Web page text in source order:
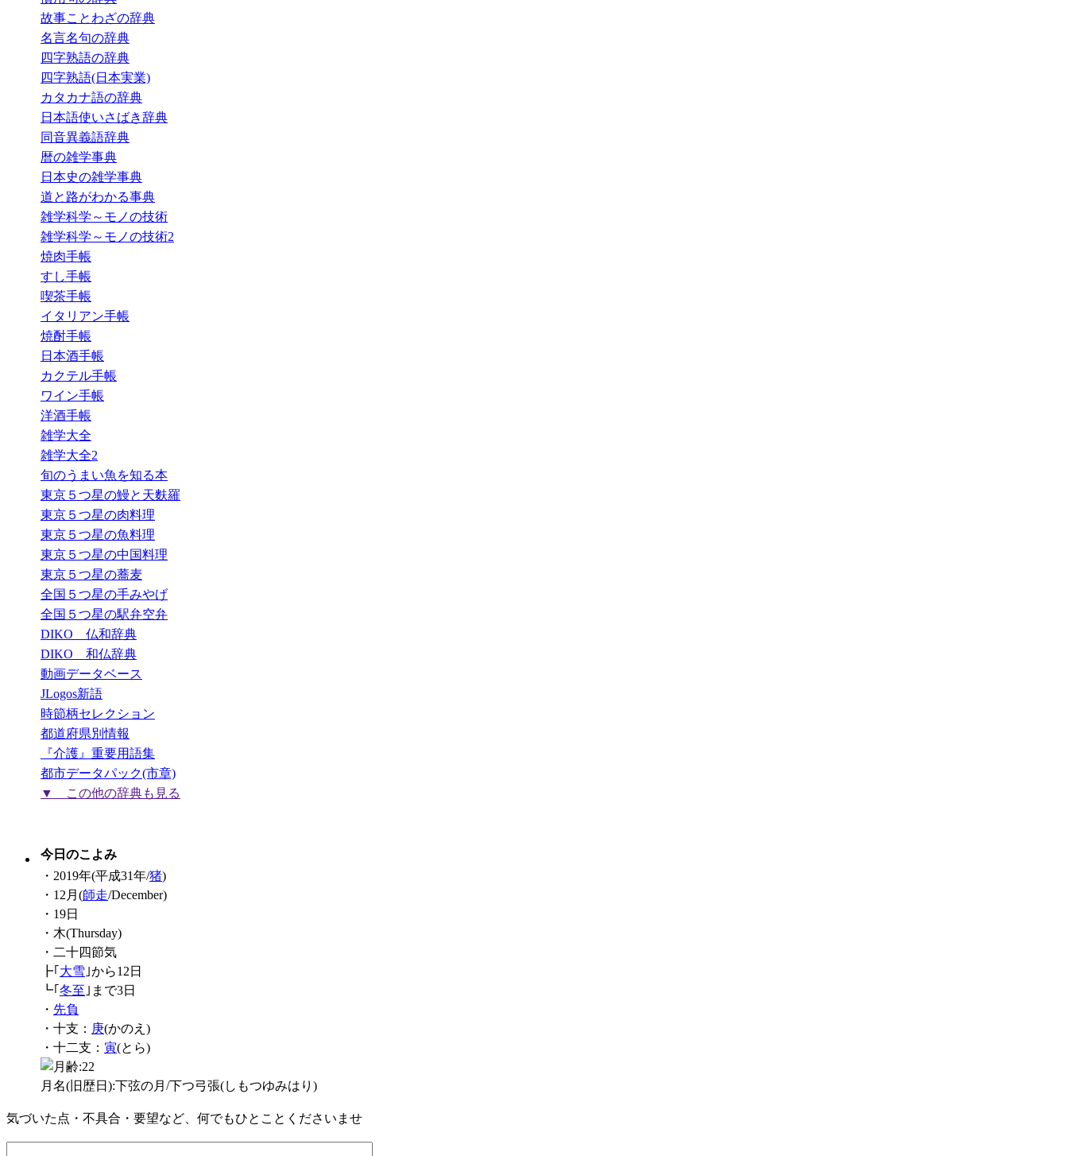
故事ことわざの辞典
名言名句の辞典
四字熟語の辞典
四字熟語(日本実業)
カタカナ語の辞典
日本語使いさばき辞典
同音異義語辞典
暦の雑学事典
日本史の雑学事典
道と路がわかる事典
雑学科学～モノの技術
雑学科学～モノの技術2
焼肉手帳
すし手帳
喫茶手帳
イタリアン手帳
焼酎手帳
日本酒手帳
カクテル手帳
ワイン手帳
洋酒手帳
雑学大全
雑学大全2
旬のうまい魚を知る本
東京５つ星の鰻と天麩羅
東京５つ星の肉料理
東京５つ星の魚料理
東京５つ星の中国料理
東京５つ星の蕎麦
全国５つ星の手みやげ
全国５つ星の駅弁空弁
DIKO 仏和辞典
DIKO 和仏辞典
動画データベース
JLogos新語
時節柄セレクション
都道府県別情報
『介護』重要用語集
都市データパック(市章)
▼ この他の辞典も見る
今日のこよみ
・2019年(平成31年/猪)
・12月(師走/December)
・19日
・木(Thursday)
・二十四節気
┣｢ 大雪 ｣から12日
┗｢ 冬至 ｣まで3日
・ 先負
・十支： 庚(かのえ)
・十二支： 寅(とら)
月名(旧歴日):下弦の月/下つ弓張(しもつゆみはり)
気づいた点・不具合・要望など、何でもひとことくださいませ